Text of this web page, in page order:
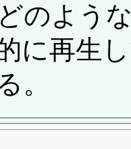
のよう
に再生
。